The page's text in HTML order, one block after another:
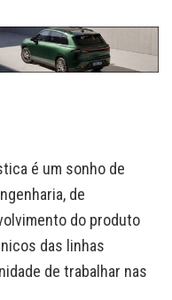
é um sonho de
de
do produto
das linhas
de trabalhar nas